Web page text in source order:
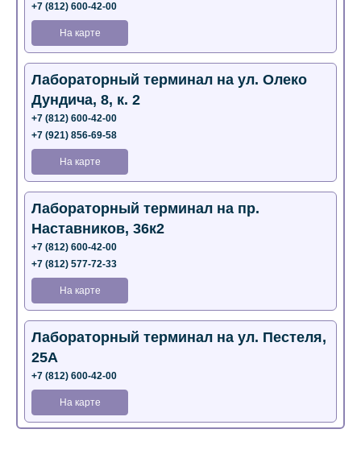
+7 (812) 600-42-00
На карте
Лабораторный терминал на ул. Олеко
Дундича, 8, к. 2
+7 (812) 600-42-00
+7 (921) 856-69-58
На карте
Лабораторный терминал на пр.
Наставников, 36к2
+7 (812) 600-42-00
+7 (812) 577-72-33
На карте
Лабораторный терминал на ул. Пестеля,
25А
+7 (812) 600-42-00
На карте